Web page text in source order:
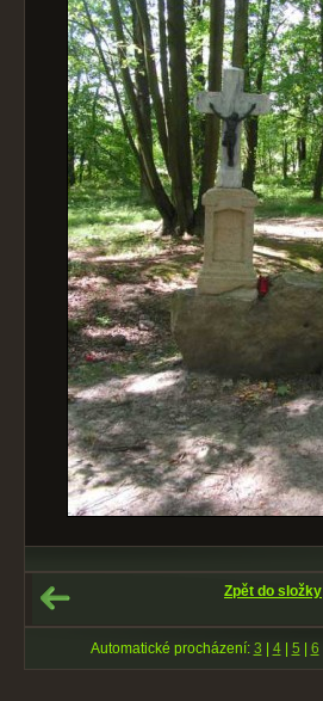
Zpět do složky
Automatické procházení: 3 4| 5 6